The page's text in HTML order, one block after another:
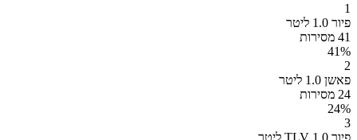
1
פיור 1.0 ליטר
41 מסירות
41%
2
פאשן 1.0 ליטר
24 מסירות
24%
3
פיור TLV 1.0 ליטר